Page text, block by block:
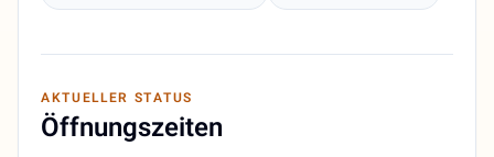
AKTUELLER STATUS
Öffnungszeiten